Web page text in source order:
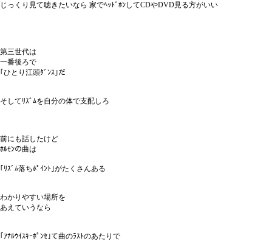
じっくり見て聴きたいなら 家でﾍｯﾄﾞﾎﾝしてCDやDVD見る方がいい
第三世代は
一番後ろで
｢ひとり江頭ﾀﾞﾝｽ｣だ
そしてﾘｽﾞﾑを自分の体で支配しろ
前にも話したけど
ﾎﾙﾓﾝの曲は
｢ﾘｽﾞﾑ落ちﾎﾟｲﾝﾄ｣がたくさんある
わかりやすい場所を
あえていうなら
｢ｱﾅﾙｳｲｽｷｰﾎﾟﾝｾ｣て曲のﾗｽﾄのあたりで